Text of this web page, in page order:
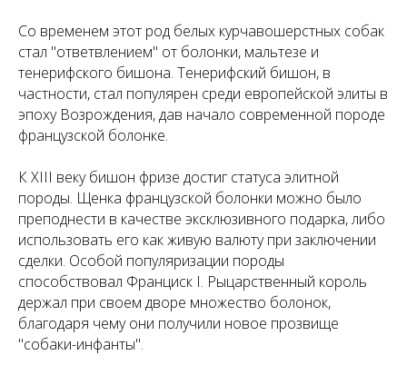
Со временем этот род белых курчавошерстных собак
стал "ответвлением" от болонки, мальтезе и
тенерифского бишона. Тенерифский бишон, в
частности, стал популярен среди европейской элиты в
эпоху Возрождения, дав начало современной породе
французской болонке.
К XIII веку бишон фризе достиг статуса элитной
породы. Щенка французской болонки можно было
преподнести в качестве эксклюзивного подарка, либо
использовать его как живую валюту при заключении
сделки. Особой популяризации породы
способствовал Франциск I. Рыцарственный король
держал при своем дворе множество болонок,
благодаря чему они получили новое прозвище
"собаки-инфанты".